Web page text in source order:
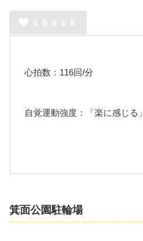
ｃｈｅｃｋ
心拍数：116回/分
自覚運動強度：「楽に感じる」
箕面公園駐輪場